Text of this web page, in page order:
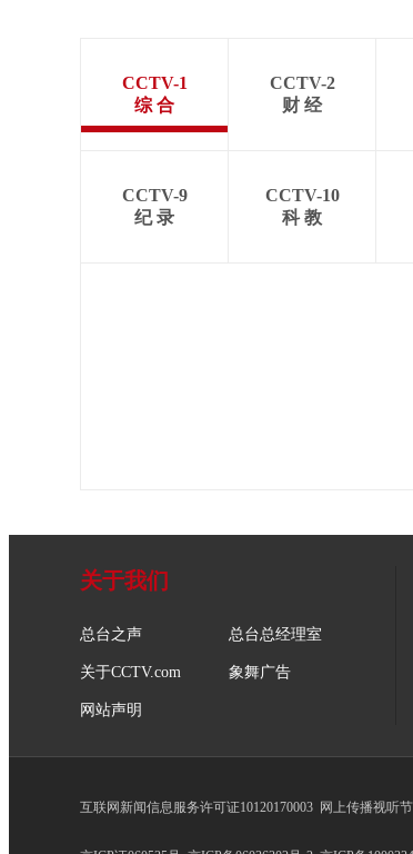
CCTV.节目官网 直播 节目单
CCTV-1
综 合
CCTV-2
财 经
CCTV-9
纪 录
CCTV-10
科 教
关于我们
总台之声 总台总经理室
关于CCTV.com 象舞广告
网站声明
互联网新闻信息服务许可证10120170003 网上传播视听